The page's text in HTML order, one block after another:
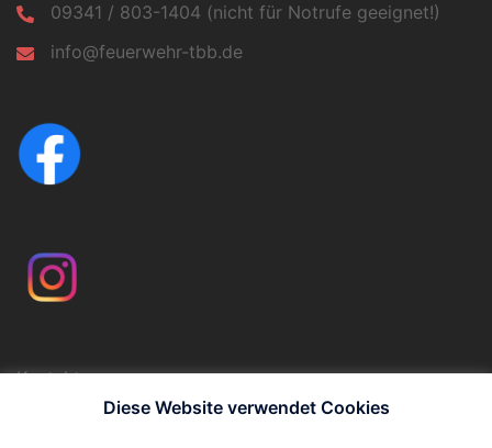
09341 / 803-1404 (nicht für Notrufe geeignet!)
info@feuerwehr-tbb.de
Kontakt
ImpressumDiese Website verwendet Cookies